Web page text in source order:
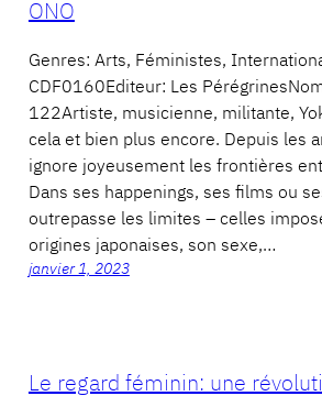
ONO
Genres: Arts, Féministes,
CDF0160Editeur: Les
122Artiste, musicienne, militante,
cela et bien plus encore. Depuis les
ignore joyeusement les frontières
Dans ses happenings, ses films ou
outrepasse les limites – celles
origines japonaises, son sexe,…
janvier 1, 2023
Le regard féminin: une